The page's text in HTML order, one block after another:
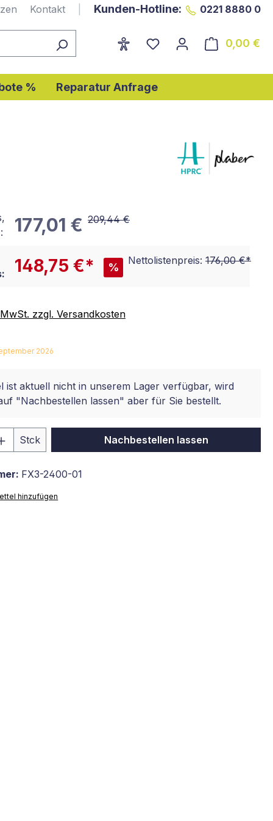
Kontakt Kunden-Hotline: 0221 8880 0
0,00 €
% Reparatur Anfrage
177,01 € 209,44 €
148,75 €* %
Nettolistenpreis: 176,00 €*
zzgl. Versandkosten
2026
ist aktuell nicht in unserem Lager verfügbar, wird
"Nachbestellen lassen" aber für Sie bestellt.
Gib den gewünschten Wert
Stck Nachbestellen lassen
FX3-2400-01
hinzufügen